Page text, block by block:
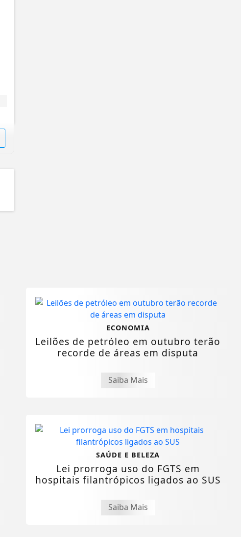
ECONOMIA
Leilões de petróleo em outubro terão
recorde de áreas em disputa
Saiba Mais
SAÚDE E BELEZA
Lei prorroga uso do FGTS em
hospitais filantrópicos ligados ao SUS
Saiba Mais